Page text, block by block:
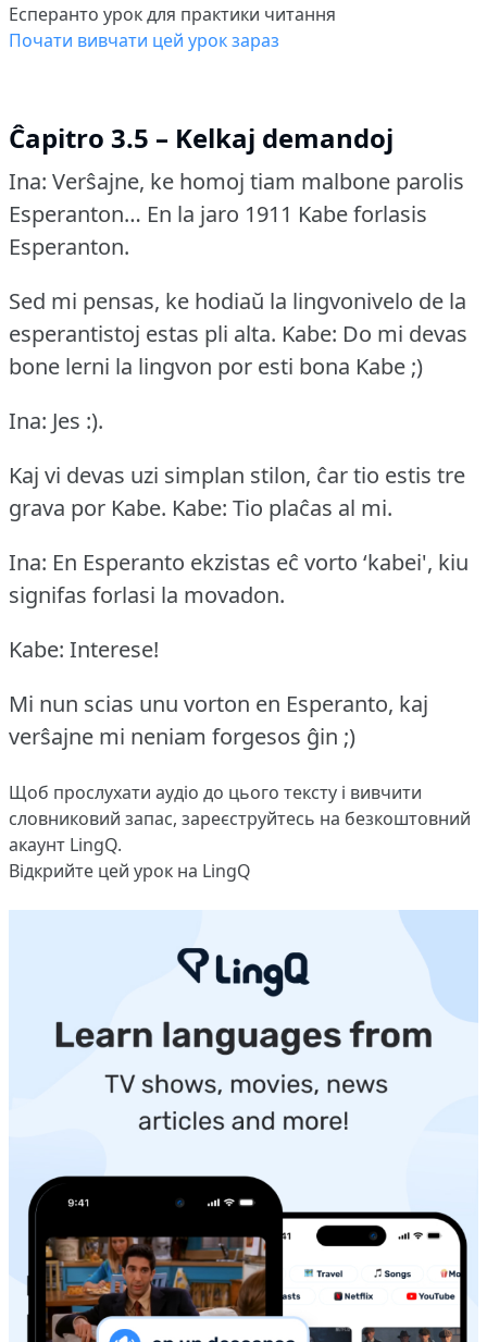
Есперанто урок для практики читання
Почати вивчати цей урок зараз
Ĉapitro 3.5 – Kelkaj demandoj
Ina: Verŝajne, ke homoj tiam malbone parolis
Esperanton… En la jaro 1911 Kabe forlasis
Esperanton.
Sed mi pensas, ke hodiaŭ la lingvonivelo de la
esperantistoj estas pli alta. Kabe: Do mi devas
bone lerni la lingvon por esti bona Kabe ;)
Ina: Jes :).
Kaj vi devas uzi simplan stilon, ĉar tio estis tre
grava por Kabe. Kabe: Tio plaĉas al mi.
Ina: En Esperanto ekzistas eĉ vorto ‘kabei', kiu
signifas forlasi la movadon.
Kabe: Interese!
Mi nun scias unu vorton en Esperanto, kaj
verŝajne mi neniam forgesos ĝin ;)
Щоб прослухати аудіо до цього тексту і вивчити
словниковий запас, зареєструйтесь на безкоштовний
акаунт LingQ.
Відкрийте цей урок на LingQ